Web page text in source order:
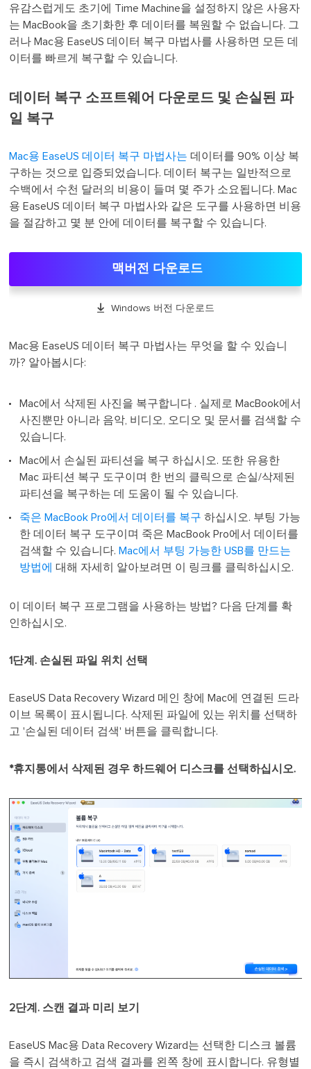
유감스럽게도 초기에 Time Machine을 설정하지 않은 사용자
는 MacBook을 초기화한 후 데이터를 복원할 수 없습니다. 그
러나 Mac용 EaseUS 데이터 복구 마법사를 사용하면 모든 데
이터를 빠르게 복구할 수 있습니다.
데이터 복구 소프트웨어 다운로드 및 손실된 파
일 복구
Mac용 EaseUS 데이터 복구 마법사는 데이터를 90% 이상 복
구하는 것으로 입증되었습니다. 데이터 복구는 일반적으로
수백에서 수천 달러의 비용이 들며 몇 주가 소요됩니다. Mac
용 EaseUS 데이터 복구 마법사와 같은 도구를 사용하면 비용
을 절감하고 몇 분 안에 데이터를 복구할 수 있습니다.
맥버전 다운로드
 Windows 버전 다운로드
Mac용 EaseUS 데이터 복구 마법사는 무엇을 할 수 있습니
까? 알아봅시다:
Mac에서 삭제된 사진을 복구합니다 . 실제로 MacBook에서
사진뿐만 아니라 음악, 비디오, 오디오 및 문서를 검색할 수
있습니다.
Mac에서 손실된 파티션을 복구 하십시오. 또한 유용한
Mac 파티션 복구 도구이며 한 번의 클릭으로 손실/삭제된
파티션을 복구하는 데 도움이 될 수 있습니다.
죽은 MacBook Pro에서 데이터를 복구 하십시오. 부팅 가능
한 데이터 복구 도구이며 죽은 MacBook Pro에서 데이터를
검색할 수 있습니다. Mac에서 부팅 가능한 USB를 만드는
방법에
대해 자세히 알아보려면 이 링크를 클릭하십시오.
이 데이터 복구 프로그램을 사용하는 방법? 다음 단계를 확
인하십시오.
1단계. 손실된 파일 위치 선택
EaseUS Data Recovery Wizard 메인 창에 Mac에 연결된 드라
이브 목록이 표시됩니다. 삭제된 파일에 있는 위치를 선택하
고 '손실된 데이터 검색' 버튼을 클릭합니다.
*휴지통에서 삭제된 경우 하드웨어 디스크를 선택하십시오.
2단계. 스캔 결과 미리 보기
EaseUS Mac용 Data Recovery Wizard는 선택한 디스크 볼륨
을 즉시 검색하고 검색 결과를 왼쪽 창에 표시합니다. 유형별